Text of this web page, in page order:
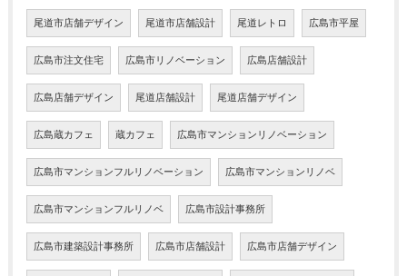
尾道市店舗デザイン 尾道市店舗設計 尾道レトロ 広島市平屋
広島市注文住宅 広島市リノベーション 広島店舗設計
広島店舗デザイン 尾道店舗設計 尾道店舗デザイン
広島蔵カフェ 蔵カフェ 広島市マンションリノベーション
広島市マンションフルリノベーション 広島市マンションリノベ
広島市マンションフルリノベ 広島市設計事務所
広島市建築設計事務所 広島市店舗設計 広島市店舗デザイン